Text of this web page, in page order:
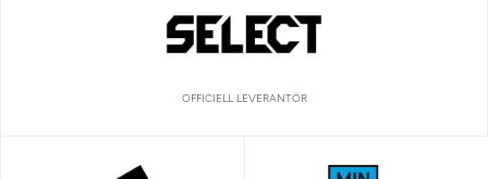
OFFICIELL LEVERANTÖR